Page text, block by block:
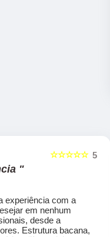
5
☆☆☆☆☆
"
experiência com a
em nenhum
desde a
Estrutura bacana,